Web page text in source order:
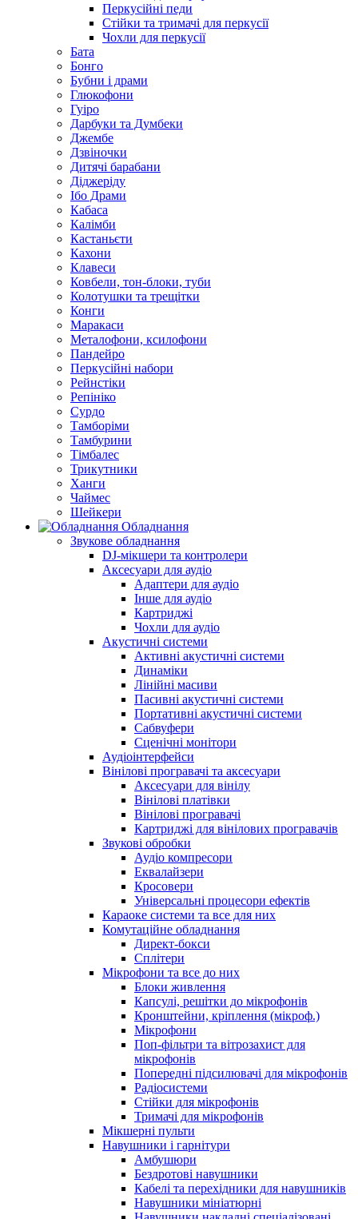
Перкусійні педи
Стійки та тримачі для перкусії
Чохли для перкусії
Бата
Бонго
Бубни і драми
Глюкофони
Гуіро
Дарбуки та Думбеки
Джембе
Дзвіночки
Дитячі барабани
Діджеріду
Ібо Драми
Кабаса
Калімби
Кастаньєти
Кахони
Клавеси
Ковбели, тон-блоки, туби
Колотушки та трещітки
Конги
Маракаси
Металофони, ксилофони
Пандейро
Перкусійні набори
Рейнстіки
Репініко
Сурдо
Тамборіми
Тамбурини
Тімбалес
Трикутники
Ханги
Чаймес
Шейкери
Обладнання
Звукове обладнання
DJ-мікшери та контролери
Аксесуари для аудіо
Адаптери для аудіо
Інше для аудіо
Картриджі
Чохли для аудіо
Акустичні системи
Активні акустичні системи
Динаміки
Лінійні масиви
Пасивні акустичні системи
Портативні акустичні системи
Сабвуфери
Сценічні монітори
Аудіоінтерфейси
Вінілові програвачі та аксесуари
Аксесуари для вінілу
Вінілові платівки
Вінілові програвачі
Картриджі для вінілових програвачів
Звукові обробки
Аудіо компресори
Еквалайзери
Кросовери
Універсальні процесори ефектів
Караоке системи та все для них
Комутаційне обладнання
Директ-бокси
Сплітери
Мікрофони та все до них
Блоки живлення
Капсулі, решітки до мікрофонів
Кронштейни, кріплення (мікроф.)
Мікрофони
Поп-фільтри та вітрозахист для
мікрофонів
Попередні підсилювачі для мікрофонів
Радіосистеми
Стійки для мікрофонів
Тримачі для мікрофонів
Мікшерні пульти
Навушники і гарнітури
Амбушюри
Бездротові навушники
Кабелі та перехідники для навушників
Навушники мініатюрні